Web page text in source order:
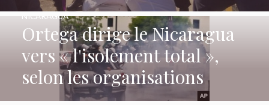
Ortega dirige le Nicaragua
vers « l'isolement total »,
selon les organisations
NICARAGUA